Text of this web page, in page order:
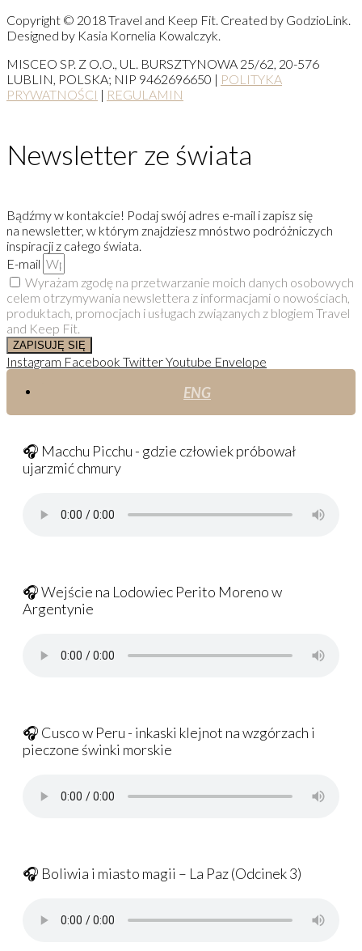
Copyright © 2018 Travel and Keep Fit. Created by GodzioLink.
Designed by Kasia Kornelia Kowalczyk.
MISCEO SP. Z O.O., UL. BURSZTYNOWA 25/62, 20-576
LUBLIN, POLSKA; NIP 9462696650 | POLITYKA
PRYWATNOŚCI | REGULAMIN
Newsletter ze świata
Bądźmy w kontakcie! Podaj swój adres e-mail i zapisz się
na newsletter, w którym znajdziesz mnóstwo podróżniczych
inspiracji z całego świata.
E-mail
Wyrażam zgodę na przetwarzanie moich danych osobowych
celem otrzymywania newslettera z informacjami o nowościach,
produktach, promocjach i usługach związanych z blogiem Travel
and Keep Fit.
ZAPISUJĘ SIĘ
Instagram Facebook TwitterYoutube Envelope
ENG
🎧 Macchu Picchu - gdzie człowiek próbował
ujarzmić chmury
🎧 Wejście na Lodowiec Perito Moreno w
Argentynie
🎧 Cusco w Peru - inkaski klejnot na wzgórzach i
pieczone świnki morskie
🎧 Boliwia i miasto magii – La Paz (Odcinek 3)